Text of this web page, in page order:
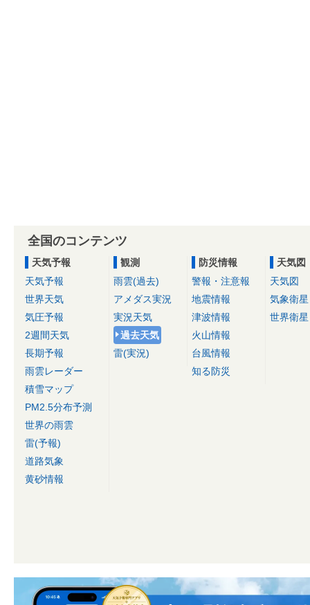
全国のコンテンツ
天気予報
天気予報
世界天気
気圧予報
2週間天気
長期予報
雨雲レーダー
積雪マップ
PM2.5分布予測
世界の雨雲
雷(予報)
道路気象
黄砂情報
観測
雨雲(過去)
アメダス実況
実況天気
過去天気
雷(実況)
防災情報
警報・注意報
地震情報
津波情報
火山情報
台風情報
知る防災
天気図
天気図
気象衛星
世界衛星